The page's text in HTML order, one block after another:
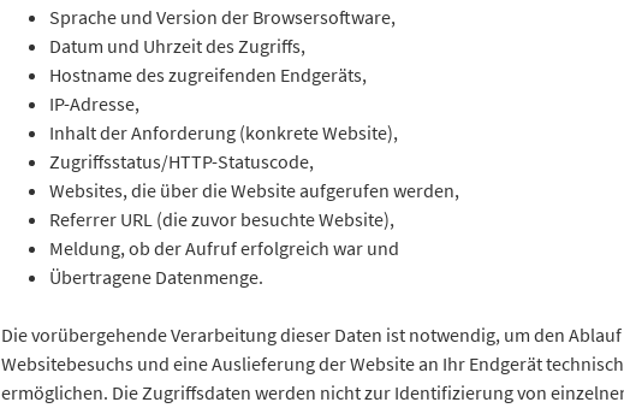
Sprache und Version der Browsersoftware,
Datum und Uhrzeit des Zugriffs,
Hostname des zugreifenden Endgeräts,
IP-Adresse,
Inhalt der Anforderung (konkrete Website),
Zugriffsstatus/HTTP-Statuscode,
Websites, die über die Website aufgerufen werden,
Referrer URL (die zuvor besuchte Website),
Meldung, ob der Aufruf erfolgreich war und
Übertragene Datenmenge.
Die vorübergehende Verarbeitung dieser Daten ist notwendig, um den
Websitebesuchs und eine Auslieferung der Website an Ihr Endgerät
ermöglichen. Die Zugriffsdaten werden nicht zur Identifizierung von